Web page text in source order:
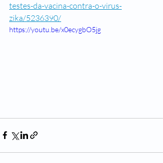
testes-da-vacina-contra-o-virus-
zika/5236390/
https://youtu.be/x0ecygbO5jg